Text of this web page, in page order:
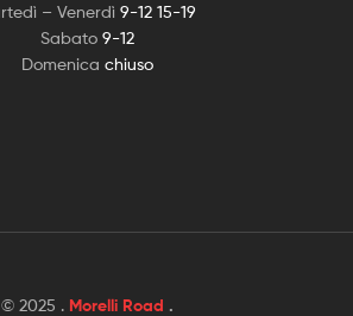
– Venerdì 9-12 15-19
Sabato 9-12
Domenica chiuso
© 2025 . Morelli Road .